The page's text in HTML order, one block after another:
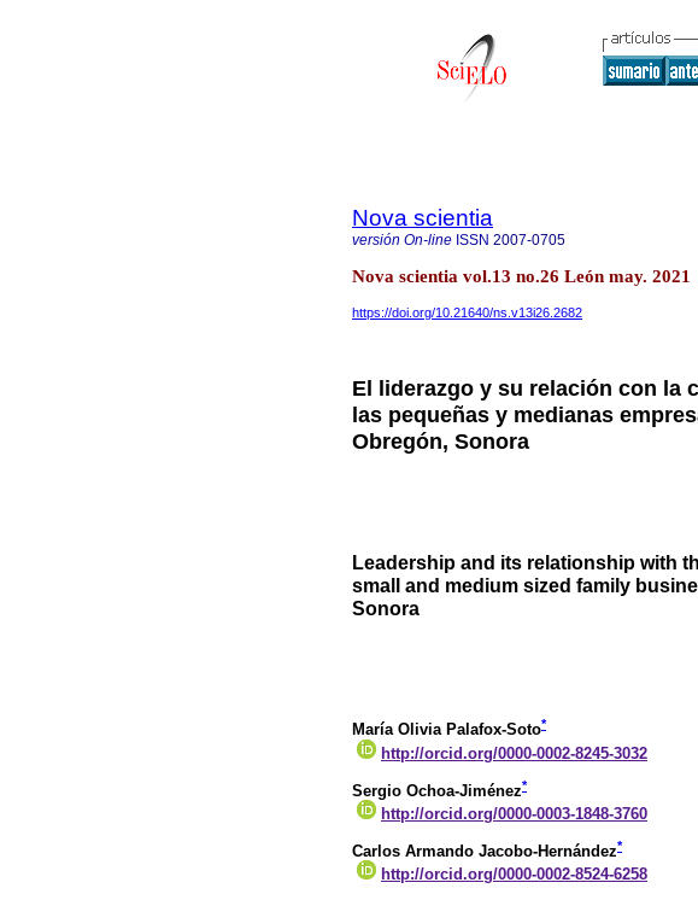
Nova scientia
versión On-line ISSN 2007-0705
Nova scientia vol.13 no.26 León may.
https://doi.org/10.21640/ns.v13i26.2682
El liderazgo y su relación con la
las pequeñas y medianas
Obregón, Sonora
Leadership and its relationship with
small and medium sized family
Sonora
María Olivia Palafox-Soto*
http://orcid.org/0000-0002-8245-3032
Sergio Ochoa-Jiménez*
http://orcid.org/0000-0003-1848-3760
Carlos Armando Jacobo-Hernández*
http://orcid.org/0000-0002-8524-6258